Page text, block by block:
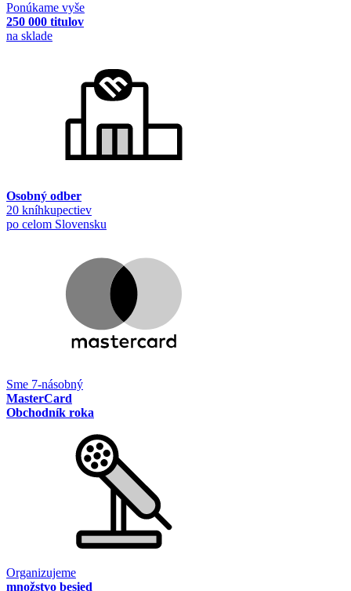
Ponúkame vyše
250 000 titulov
na sklade
Osobný odber
20 kníhkupectiev
po celom Slovensku
Sme 7-násobný
MasterCard
Obchodník roka
Organizujeme
množstvo besied